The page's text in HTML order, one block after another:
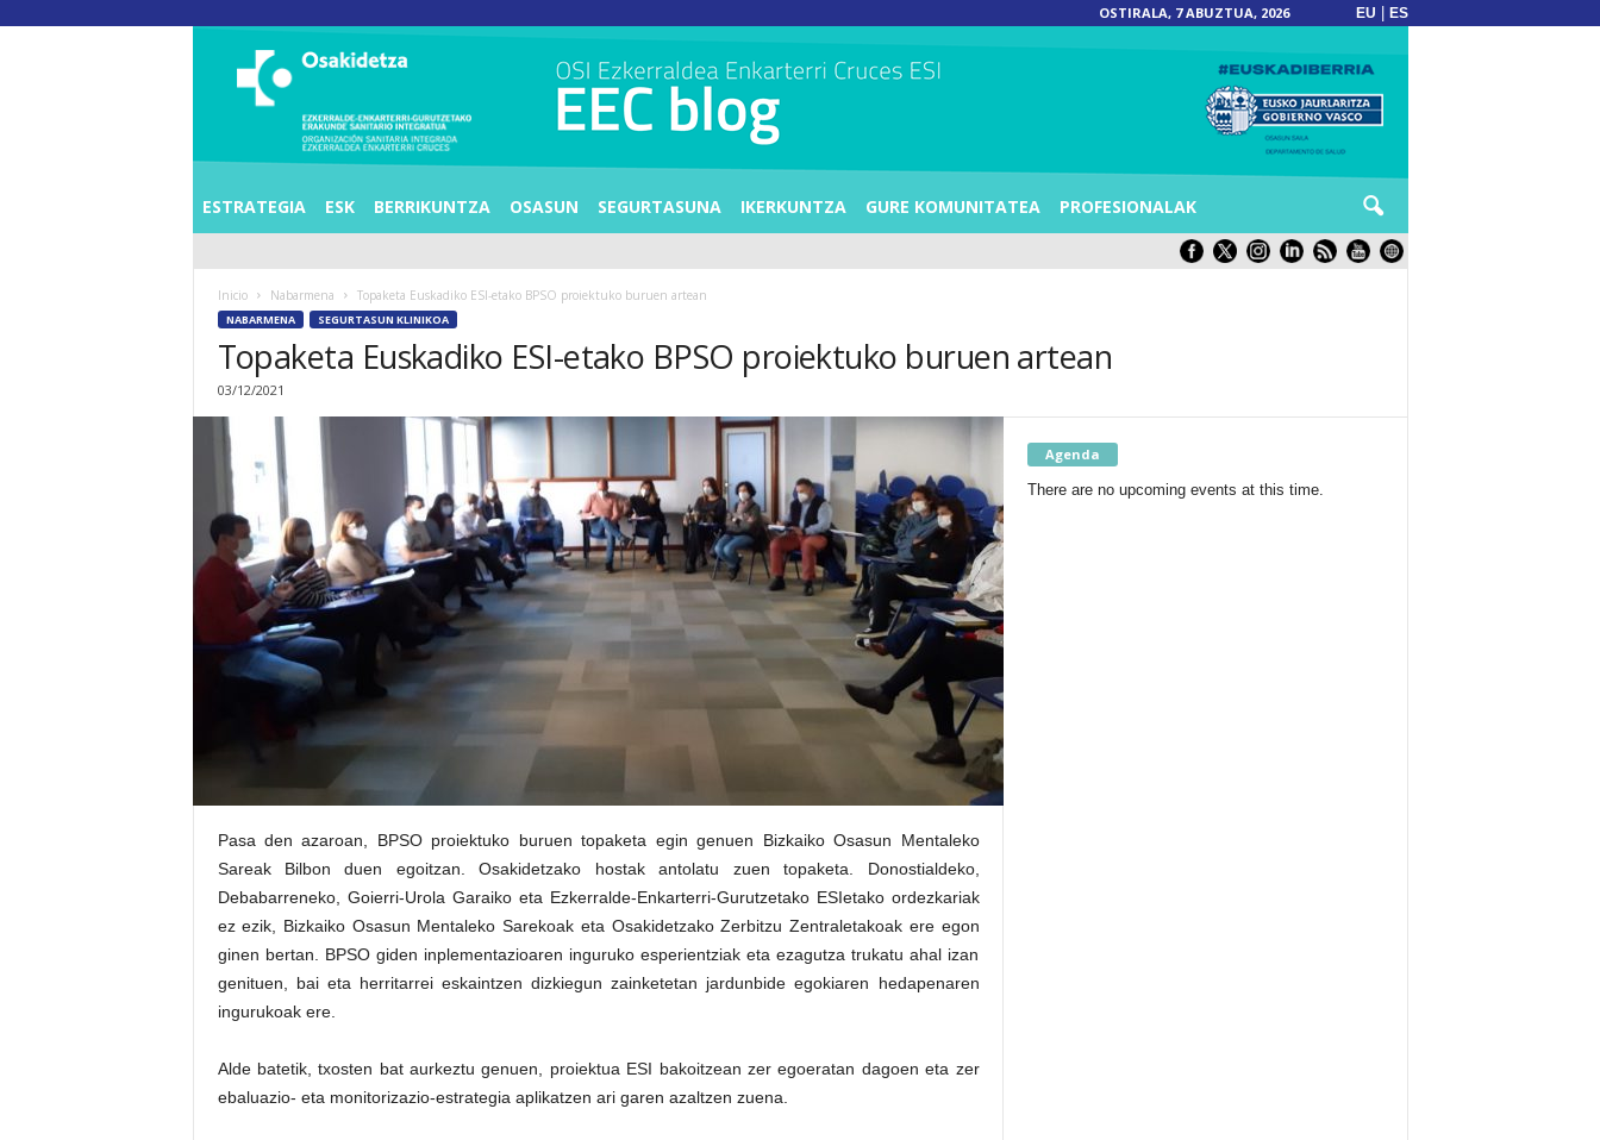
OSTIRALA, 7 ABUZTUA, 2026 EU ES
A
N
R
ESTRATEGIA ESK BERRIKUNTZA OSASUN SEGURTASUNA IKERKUNTZA GURE KOMUNITATEA PROFESIONALAK
Inicio Nabarmena Topaketa Euskadiko ESI-etako BPSO proiektuko buruen artean
NABARMENA SEGURTASUN KLINIKOA
Topaketa Euskadiko ESI-etako BPSO proiektuko buruen artean
03/12/2021
Pasa den azaroan, BPSO proiektuko buruen topaketa egin genuen Bizkaiko Osasun Mentaleko
Sareak Bilbon duen egoitzan. Osakidetzako hostak antolatu zuen topaketa. Donostialdeko,
Debabarreneko, Goierri-Urola Garaiko eta Ezkerralde-Enkarterri-Gurutzetako ESIetako ordezkariak
ez ezik, Bizkaiko Osasun Mentaleko Sarekoak eta Osakidetzako Zerbitzu Zentraletakoak ere egon
ginen bertan. BPSO giden inplementazioaren inguruko esperientziak eta ezagutza trukatu ahal izan
genituen, bai eta herritarrei eskaintzen dizkiegun zainketetan jardunbide egokiaren hedapenaren
ingurukoak ere.
Alde batetik, txosten bat aurkeztu genuen, proiektua ESI bakoitzean zer egoeratan dagoen eta zer
ebaluazio- eta monitorizazio-estrategia aplikatzen ari garen azaltzen zuena.
Agenda
There are no upcoming events at this time.